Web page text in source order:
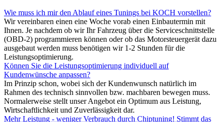
Wie muss ich mir den Ablauf eines Tunings bei KOCH vorstellen?
Wir vereinbaren einen eine Woche vorab einen Einbautermin mit
Ihnen. Je nachdem ob wir Ihr Fahrzeug über die Serviceschnittstelle
(OBD-2) programmieren können oder ob das Motorsteuergerät dazu
ausgebaut werden muss benötigen wir 1-2 Stunden für die
Leistungsoptimierung.
Können Sie die Leistungsoptimierung individuell auf
Kundenwünsche anpassen?
Im Prinzip schon, wobei sich der Kundenwunsch natürlich im
Rahmen des technisch sinnvollen bzw. machbaren bewegen muss.
Normalerweise stellt unser Angebot ein Optimum aus Leistung,
Wirtschaftlichkeit und Zuverlässigkeit dar.
Mehr Leistung - weniger Verbrauch durch Chiptuning! Stimmt das